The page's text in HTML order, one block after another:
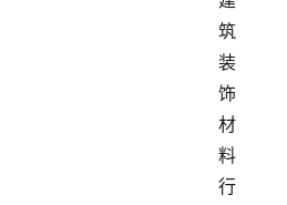
筑
装
饰
材
料
行